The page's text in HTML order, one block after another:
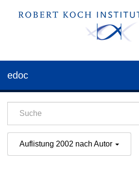
edoc
Auflistung 2002 nach Autor